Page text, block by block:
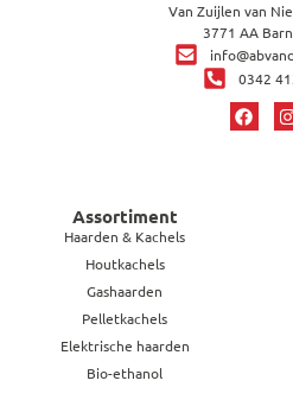
Van Zuijlen van
3771 AA
0342
Assortiment
Haarden & Kachels
Houtkachels
Gashaarden
Pelletkachels
Elektrische haarden
Bio-ethanol